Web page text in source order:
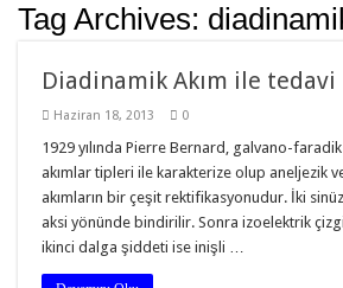
Tag Archives:
Diadinamik Akım ile tedavi
Haziran 18, 2013 0
1929 yılında Pierre Bernard, galvano-
akımlar tipleri ile karakterize olup aneljezik
akımların bir çeşit rektifikasyonudur. İki
aksi yönünde bindirilir. Sonra izoelektrik
ikinci dalga şiddeti ise inişli …